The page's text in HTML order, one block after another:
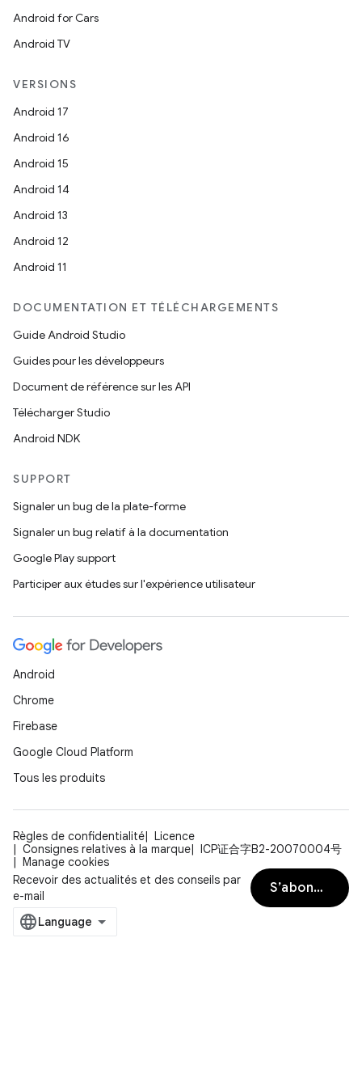
Android for Cars
Android TV
VERSIONS
Android 17
Android 16
Android 15
Android 14
Android 13
Android 12
Android 11
DOCUMENTATION ET TÉLÉCHARGEMENTS
Guide Android Studio
Guides pour les développeurs
Document de référence sur les API
Télécharger Studio
Android NDK
SUPPORT
Signaler un bug de la plate-forme
Signaler un bug relatif à la documentation
Google Play support
Participer aux études sur l'expérience utilisateur
Android
Chrome
Firebase
Google Cloud Platform
Tous les produits
Règles de confidentialité
Licence
Consignes relatives à la marque
ICP证合字B2-20070004号
Manage cookies
Recevoir des actualités et des conseils par
e-mail
S’abonner